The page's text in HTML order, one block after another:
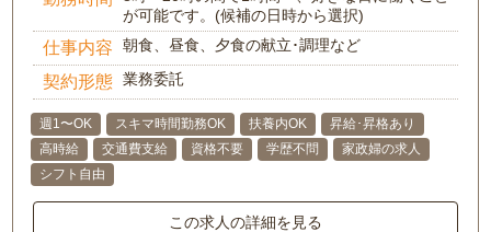
が可能です。(候補の日時から選択)
仕事内容 朝食、昼食、夕食の献立･調理など
契約形態 業務委託
週1〜OK スキマ時間勤務OK 扶養内OK
昇給･昇格あり
高時給
交通費支給 資格不要 学歴不問
家政婦の求人
シフト自由
この求人の詳細を見る